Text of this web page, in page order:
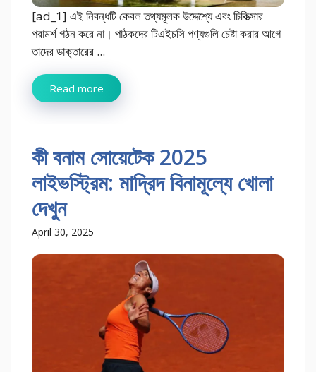
[ad_1] এই নিবন্ধটি কেবল তথ্যমূলক উদ্দেশ্যে এবং চিকিত্সার
পরামর্শ গঠন করে না। পাঠকদের টিএইচসি পণ্যগুলি চেষ্টা করার আগে
তাদের ডাক্তারের ...
Read more
কী বনাম সোয়েটেক 2025
লাইভস্ট্রিম: মাদ্রিদ বিনামূল্যে খোলা
দেখুন
April 30, 2025